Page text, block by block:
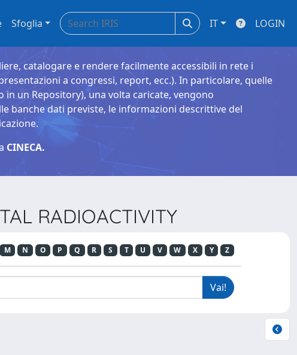
Sfoglia IT LOGIN
catalogare e rendere facilmente accessibili in rete i
a congressi, report, ecc.). In particolare, quelle
un Repository), una volta caricate, vengono
banche dati previste, le informazioni descrittive del
CINECA.
RADIOACTIVITY
M N O P Q R S T U V W X Y Z